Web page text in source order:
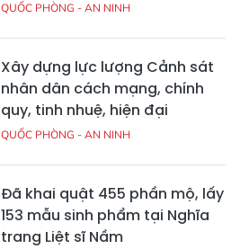
QUỐC PHÒNG - AN NINH
Xây dựng lực lượng Cảnh sát
nhân dân cách mạng, chính
quy, tinh nhuệ, hiện đại
QUỐC PHÒNG - AN NINH
Đã khai quật 455 phần mộ, lấy
153 mẫu sinh phẩm tại Nghĩa
trang Liệt sĩ Nầm